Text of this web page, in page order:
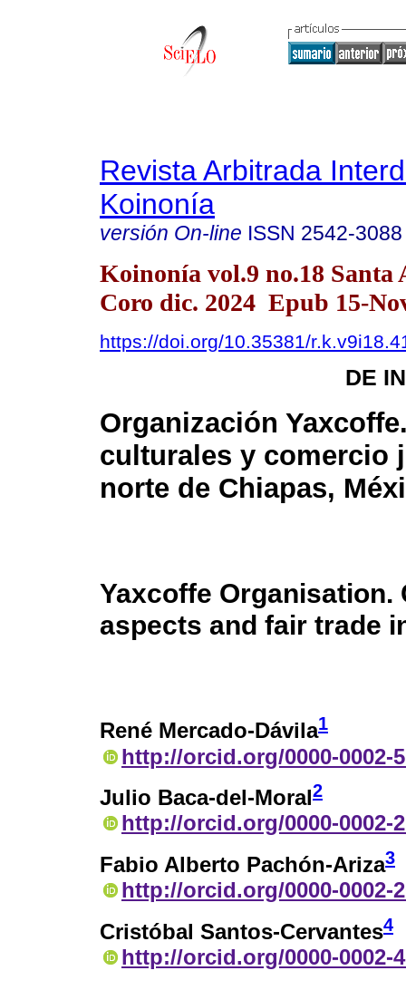
Revista Arbitrada
Koinonía
versión On-line ISSN 2542-3088
Koinonía vol.9 no.18 Santa
Coro dic. 2024 Epub 15-
https://doi.org/10.35381/
DE
Organización
culturales y comercio
norte de Chiapas,
Yaxcoffe Organisation.
aspects and fair trade
René Mercado-Dávila1
http://orcid.org/0000-0002-
Julio Baca-del-Moral2
http://orcid.org/0000-0002-
Fabio Alberto Pachón-Ariza3
http://orcid.org/0000-0002-
Cristóbal Santos-Cervantes4
http://orcid.org/0000-0002-